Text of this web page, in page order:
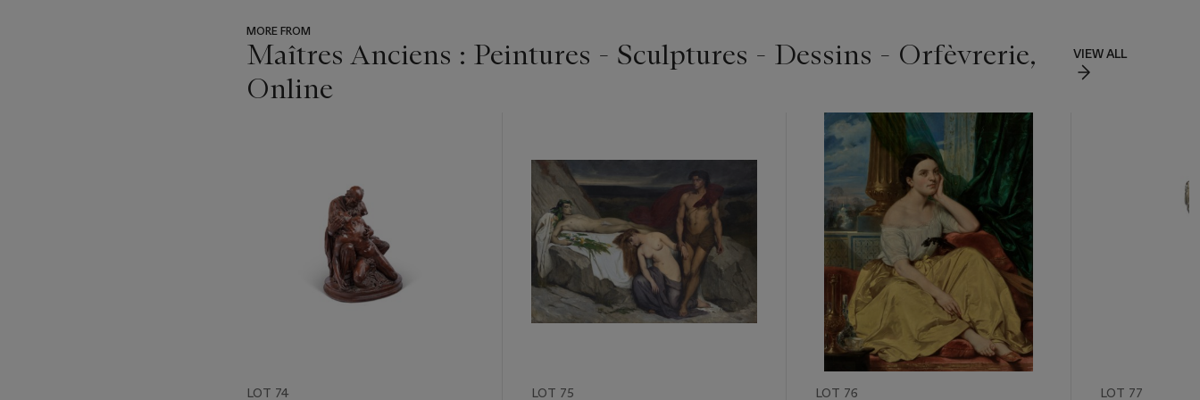
MORE FROM
Maîtres Anciens : Peintures - Sculptures - Dessins - Orfèvrerie,
Online
VIEW ALL
LOT 74 LOT 75 LOT 76 LOT 77